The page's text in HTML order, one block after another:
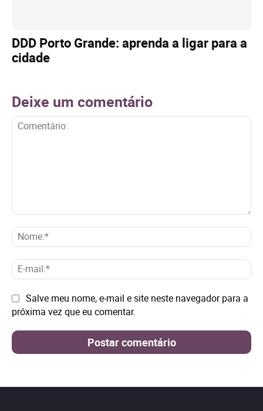
DDD Porto Grande: aprenda a ligar para a
cidade
Deixe um comentário
E-
Site: Salve meu nome, e-mail e site neste navegador para a
próxima vez que eu comentar.